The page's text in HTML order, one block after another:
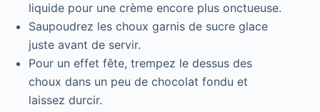
liquide pour une crème encore plus onctueuse.
Saupoudrez les choux garnis de sucre glace
juste avant de servir.
Pour un effet fête, trempez le dessus des
choux dans un peu de chocolat fondu et
laissez durcir.